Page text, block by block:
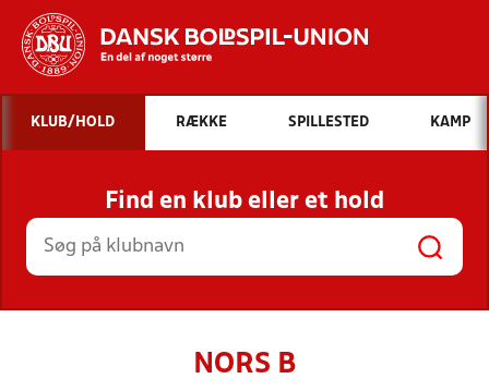
Hvad vil du søge efter?
INDHOLD OG NYHEDER
STILLINGER, RESULTATER, KLUBBER OG
HOLD
KLUB/HOLD RÆKKE SPILLESTED KAMP
Find en klub eller et hold
NORS B